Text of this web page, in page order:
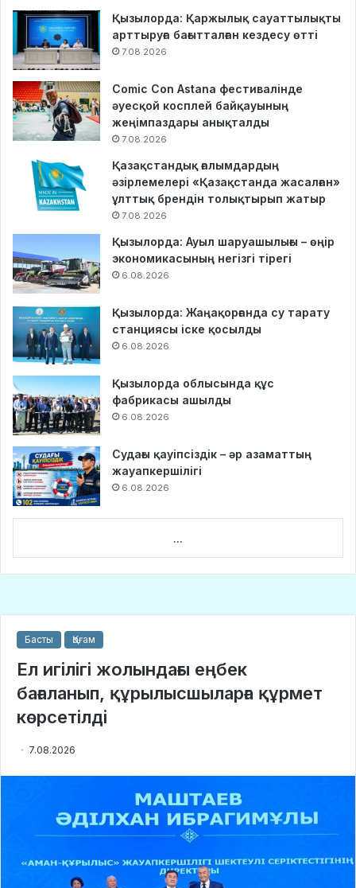
Қызылорда: Қаржылық сауаттылықты
арттыруға бағытталған кездесу өтті
7.08.2026
Comic Con Astana фестивалінде
әуесқой косплей байқауының
жеңімпаздары анықталды
7.08.2026
Қазақстандық ғалымдардың
әзірлемелері «Қазақстанда жасалған»
ұлттық брендін толықтырып жатыр
7.08.2026
Қызылорда: Ауыл шаруашылығы – өңір
экономикасының негізгі тірегі
6.08.2026
Қызылорда: Жаңақорғанда су тарату
станциясы іске қосылды
6.08.2026
Қызылорда облысында құс
фабрикасы ашылды
6.08.2026
Судағы қауіпсіздік – әр азаматтың
жауапкершілігі
6.08.2026
...